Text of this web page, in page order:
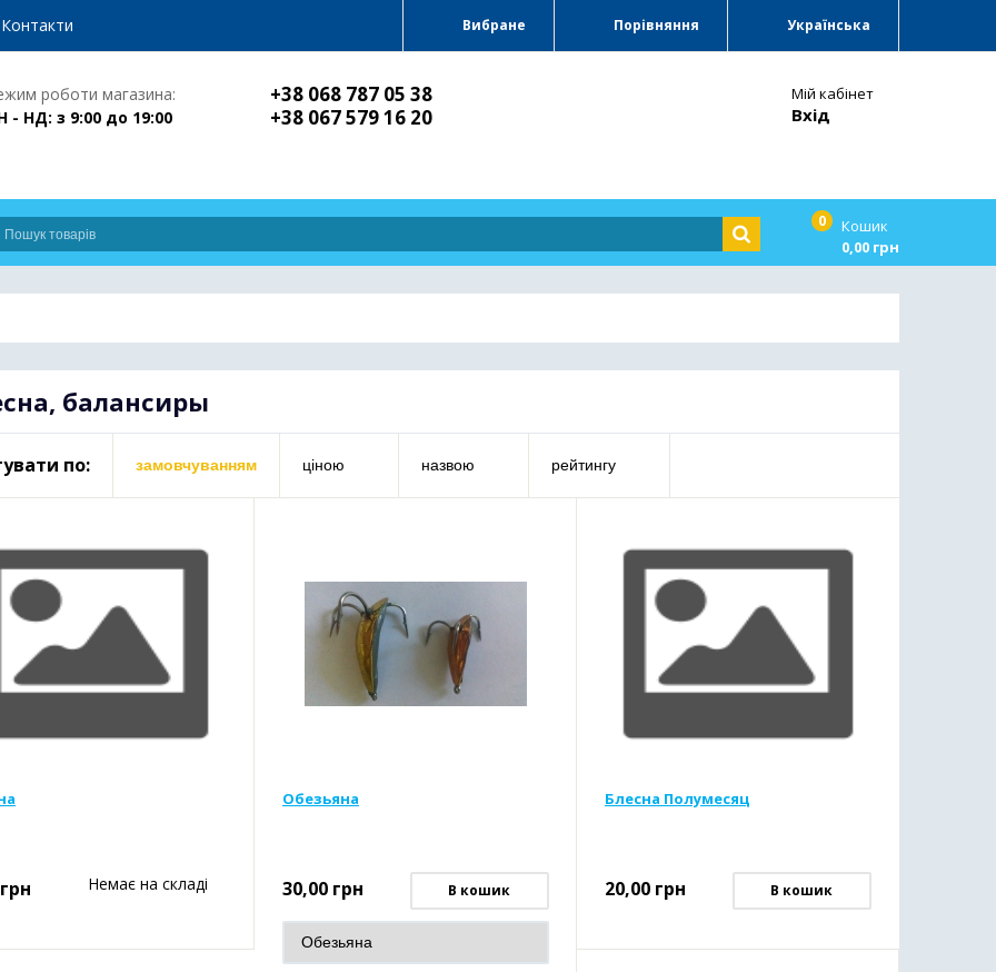
Контакти Вибране Порівняння Українська
Мій кабінет
Вхід
роботи магазина:
- НД: з 9:00 до 19:00
+38 068 787 05 38
+38 067 579 16 20
0
Кошик
0,00 грн
балансиры
по: замовчуванням ціною назвою рейтингу
грн Немає на складі
Обезьяна
30,00 грн В кошик
Блесна Полумесяц
20,00 грн В кошик